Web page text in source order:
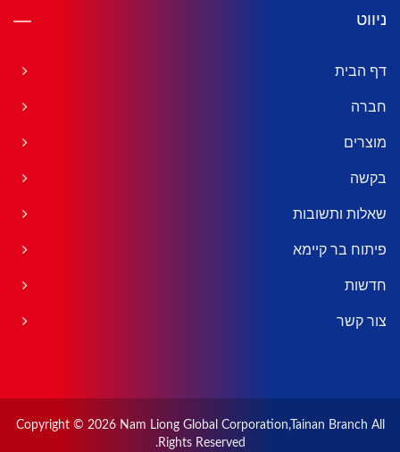
ניווט
דף הבית
חברה
מוצרים
בקשה
שאלות ותשובות
פיתוח בר קיימא
חדשות
צור קשר
Copyright © 2026 Nam Liong Global Corporation,Tainan Branch All
Rights Reserved.